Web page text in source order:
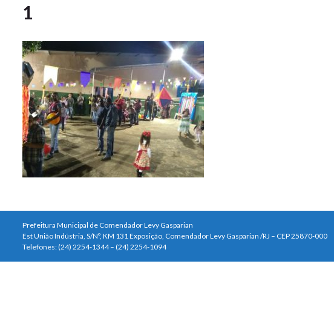
1
Prefeitura Municipal de Comendador Levy Gasparian
Est União Indústria, S/Nº, KM 131 Exposição, Comendador Levy Gasparian /RJ – CEP 25870-000
Telefones: (24) 2254-1344 – (24) 2254-1094